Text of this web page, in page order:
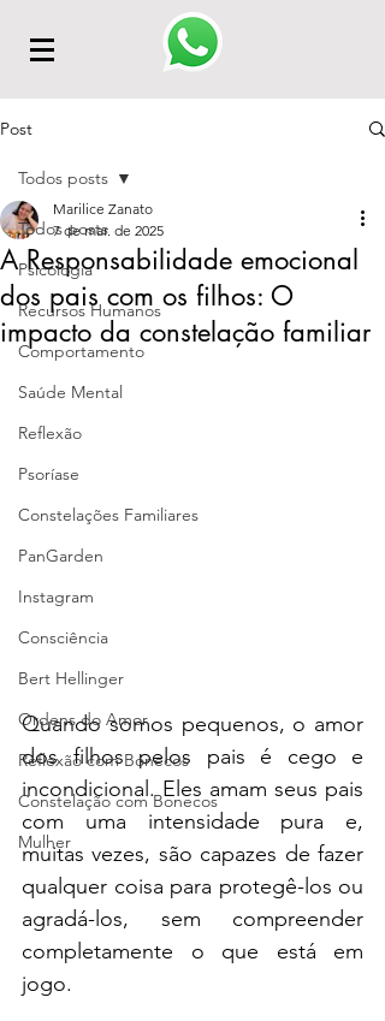
Post
Todos posts
Psicologia
Recursos Humanos
Comportamento
Saúde Mental
Reflexão
Psoríase
Constelações Familiares
PanGarden
Instagram
Consciência
Bert Hellinger
Ordens do Amor
Reflexão com Bonecos
Constelação com Bonecos
Mulher
Todos posts
A Responsabilidade emocional
dos pais com os filhos: O
impacto da constelação familiar
Marilice Zanato
7 de mar. de 2025
Quando somos pequenos, o amor
dos filhos pelos pais é cego e
incondicional. Eles amam seus pais
com uma intensidade pura e,
muitas vezes, são capazes de fazer
qualquer coisa para protegê-los ou
agradá-los, sem compreender
completamente o que está em
jogo.